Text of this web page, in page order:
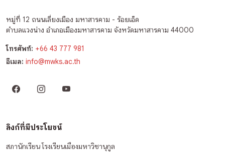
หมู่ที่ 12 ถนนเลี่ยงเมือง มหาสารคาม - ร้อยเอ็ด
ตำบลแวงน่าง อำเภอเมืองมหาสารคาม จังหวัดมหาสารคาม 44000
โทรศัพท์: +66 43 777 981
อีเมล: info@mwks.ac.th
ลิงก์ที่มีประโยชน์
สภานักเรียน โรงเรียนเมืองมหาวิชานุกูล